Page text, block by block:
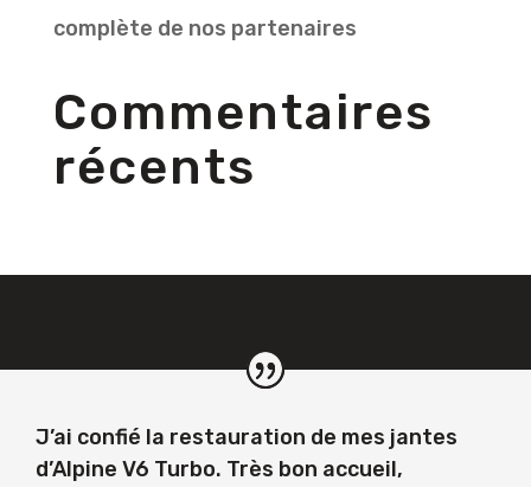
complète de nos partenaires
Commentaires
récents
J’ai confié la restauration de mes jantes
d’Alpine V6 Turbo. Très bon accueil,